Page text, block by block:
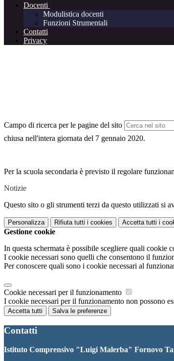
Docenti
Modulistica docenti
Funzioni Strumentali
Contatti
Privacy
Campo di ricerca per le pagine del sito
chiusa nell'intera giornata del 7 gennaio 2020.
Per la scuola secondaria è previsto il regolare
Notizie
Questo sito o gli strumenti terzi da questo utilizzati si
Personalizza Rifiuta tutti i cookies Accetta tutti i
Gestione cookie
In questa schermata è possibile scegliere quali cookie
I cookie necessari sono quelli che consentono il
Per conoscere quali sono i cookie necessari al
Cookie necessari per il funzionamento
I cookie necessari per il funzionamento non possono
Accetta tutti Salva le preferenze
Contatti
Istituto Comprensivo "Luigi Malerba" Fornovo